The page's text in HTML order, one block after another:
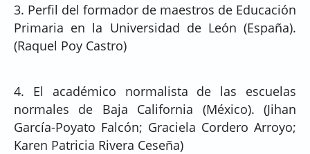
3. Perfil del formador de maestros de Educación
Primaria en la Universidad de León (España).
(Raquel Poy Castro)
4. El académico normalista de las escuelas
normales de Baja California (México). (Jihan
García-Poyato Falcón; Graciela Cordero Arroyo;
Karen Patricia Rivera Ceseña)